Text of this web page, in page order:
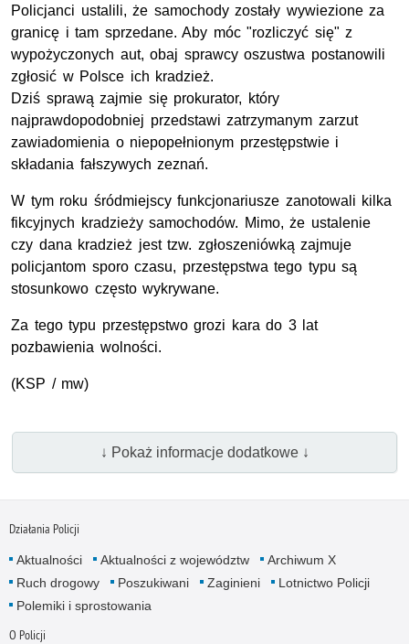
Policjanci ustalili, że samochody zostały wywiezione za
granicę i tam sprzedane. Aby móc "rozliczyć się" z
wypożyczonych aut, obaj sprawcy oszustwa postanowili
zgłosić w Polsce ich kradzież.
Dziś sprawą zajmie się prokurator, który
najprawdopodobniej przedstawi zatrzymanym zarzut
zawiadomienia o niepopełnionym przestępstwie i
składania fałszywych zeznań.
W tym roku śródmiejscy funkcjonariusze zanotowali kilka
fikcyjnych kradzieży samochodów. Mimo, że ustalenie
czy dana kradzież jest tzw. zgłoszeniówką zajmuje
policjantom sporo czasu, przestępstwa tego typu są
stosunkowo często wykrywane.
Za tego typu przestępstwo grozi kara do 3 lat
pozbawienia wolności.
(KSP / mw)
↓ Pokaż informacje dodatkowe ↓
Działania Policji
Aktualności Aktualności z województw
Archiwum X
Ruch drogowy
Poszukiwani Zaginieni
Lotnictwo Policji
Polemiki i sprostowania
O Policji